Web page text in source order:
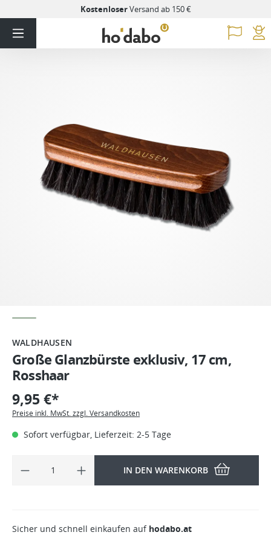
KostenloserVersand ab 150 €
WALDHAUSEN
Große Glanzbürste exklusiv, 17 cm,
Rosshaar
9,95 €*
Preise inkl. MwSt. zzgl. Versandkosten
Sofort verfügbar, Lieferzeit: 2-5 Tage
IN DEN WARENKORB
Sicher und schnell einkaufen auf hodabo.at